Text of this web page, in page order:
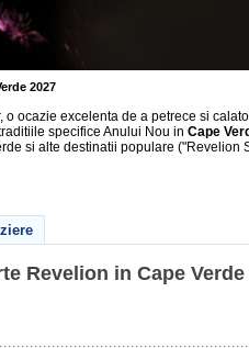
2027
o ocazie excelenta de a petrece si
specifice Anului Nou in Cape
si alte destinatii populare
Revelion in Cape Verde